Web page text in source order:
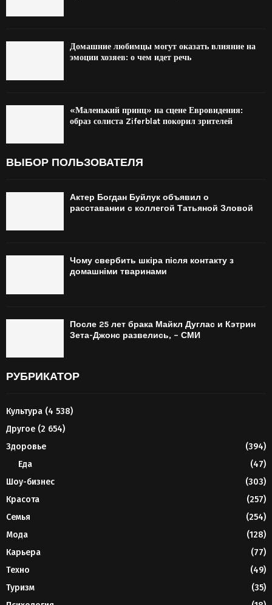
Домашние любимцы могут оказать влияние на
эмоции хозяев: о чем идет речь
«Маленький принц» на сцене Евровидения:
образ солиста Ziferblat покорил зрителей
ВЫБОР ПОЛЬЗОВАТЕЛЯ
Актер Богдан Буйлук объявил о
расставании с коллегой Татьяной Зловой
Чому свербить шкіра після контакту з
домашніми тваринами
После 25 лет брака Майкл Дуглас и Кэтрин
Зета-Джонс развелись, – СМИ
РУБРИКАТОР
Культура (4 538)
Другое (2 654)
Здоровье
(394)
Еда
(47)
Шоу-бизнес
(303)
Красота
(257)
Семья
(254)
Мода
(128)
Карьера
(77)
Техно
(49)
Туризм
(35)